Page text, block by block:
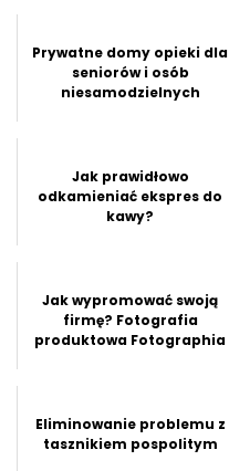
Prywatne domy opieki dla
seniorów i osób
niesamodzielnych
Jak prawidłowo
odkamieniać ekspres do
kawy?
Jak wypromować swoją
firmę? Fotografia
produktowa Fotographia
Eliminowanie problemu z
tasznikiem pospolitym